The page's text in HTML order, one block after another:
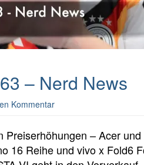
– Nerd News
Kommentar
Preiserhöhungen – Acer
16 Reihe und vivo x Fold6